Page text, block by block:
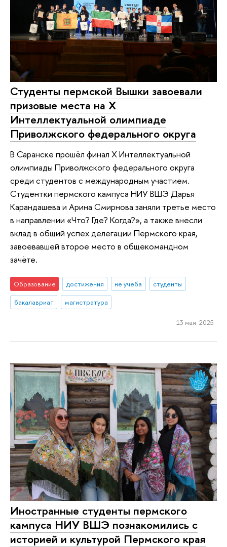
Студенты пермской Вышки завоевали
призовые места на Х
Интеллектуальной олимпиаде
Приволжского федерального округа
В Саранске прошёл финал Х Интеллектуальной
олимпиады Приволжского федерального округа
среди студентов с международным участием.
Студентки пермского кампуса НИУ ВШЭ Дарья
Карандашева и Арина Смирнова заняли третье место
в направлении «Что? Где? Когда?», а также внесли
вклад в общий успех делегации Пермского края,
завоевавшей второе место в общекомандном
зачёте.
Образование достижения не учеба
студенты
бакалавриат
магистратура
13 мая 2025
Иностранные студенты пермского
кампуса НИУ ВШЭ познакомились с
историей и культурой Пермского края